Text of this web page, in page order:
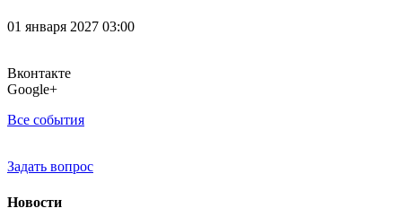
01 января 2027 03:00
Вконтакте
Google+
Все события
Задать вопрос
Новости